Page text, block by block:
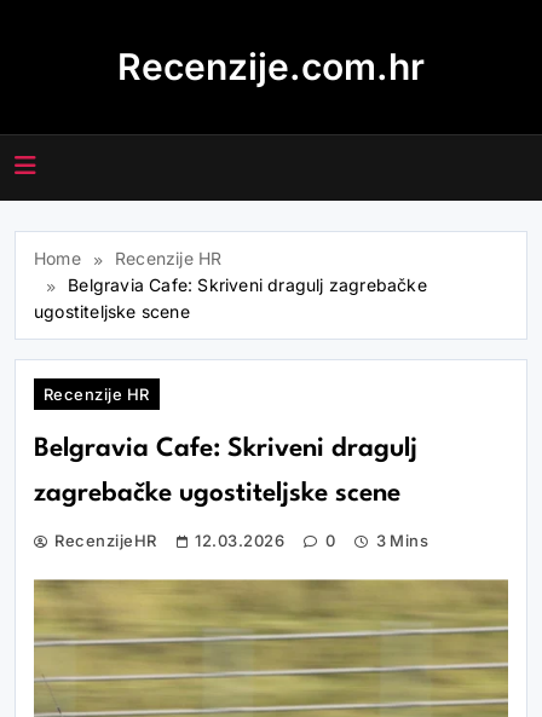
Recenzije.com.hr
Home
Recenzije HR
Belgravia Cafe: Skriveni dragulj zagrebačke
ugostiteljske scene
Recenzije HR
Belgravia Cafe: Skriveni dragulj
zagrebačke ugostiteljske scene
RecenzijeHR 12.03.2026 0 3 Mins